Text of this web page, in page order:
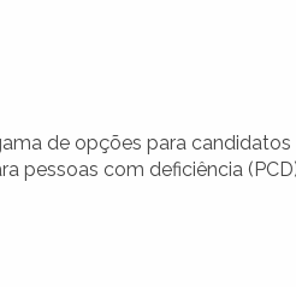
de opções para candidatos
pessoas com deficiência